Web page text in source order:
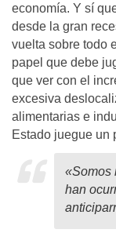
economía. Y sí
desde la gran
vuelta sobre todo
papel que debe
que ver con el
excesiva
alimentarias e
Estado juegue un
«Somos
han